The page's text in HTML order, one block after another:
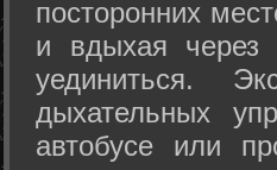
посторонних
и вдыхая
уединиться.
дыхательных
автобусе или